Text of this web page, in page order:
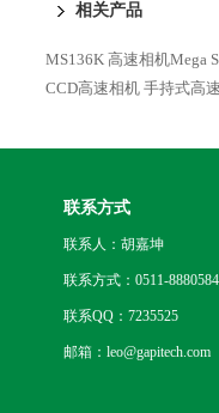
相关产品
MS136K 高速相机Mega
CCD高速相机 手持式高
联系方式
联系人：胡嘉坤
联系方式：0511-
联系QQ：7235525
邮箱：leo@gapitech.com